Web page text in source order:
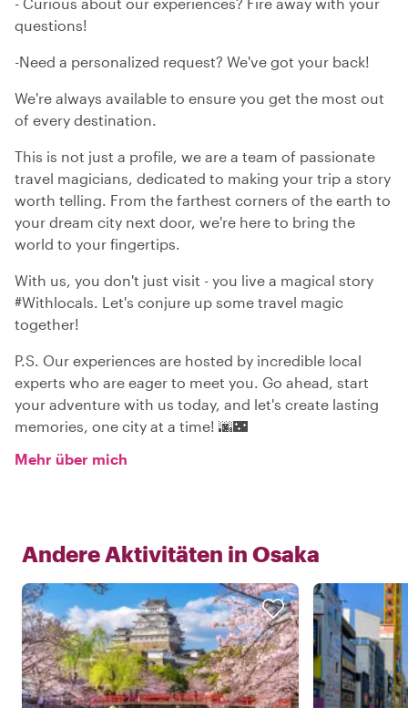
questions!
-Need a personalized request? We've got your back!
We're always available to ensure you get the most out
of every destination.
This is not just a profile, we are a team of passionate
travel magicians, dedicated to making your trip a story
worth telling. From the farthest corners of the earth to
your dream city next door, we're here to bring the
world to your fingertips.
With us, you don't just visit - you live a magical story
#Withlocals. Let's conjure up some travel magic
together!
P.S. Our experiences are hosted by incredible local
experts who are eager to meet you. Go ahead, start
your adventure with us today, and let's create lasting
memories, one city at a time! 🌆🌃
Mehr über mich
Andere Aktivitäten in Osaka